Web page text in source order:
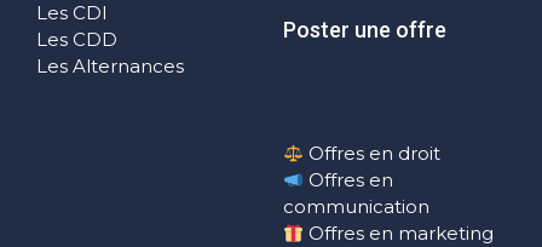
Les CDI
Les CDD
Les Alternances
Poster une offre
Offres en droit
Offres en
communication
Offres en marketing